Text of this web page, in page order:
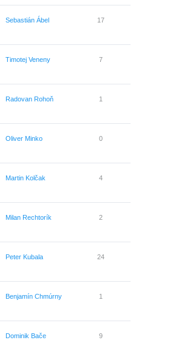
Sebastián Ábel 17
Timotej Veneny 7
Radovan Rohoň 1
Oliver Minko 0
Martin Kolčak 4
Milan Rechtorík 2
Peter Kubala 24
Benjamín Chmúrny 1
Dominik Bače 9